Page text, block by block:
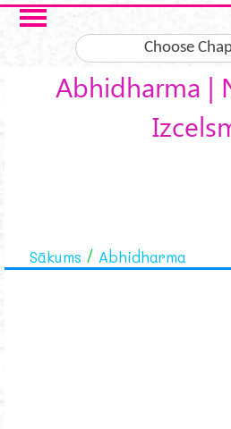
Skip to main content
Choose
Abhidharma |
Sākums Abhidharma